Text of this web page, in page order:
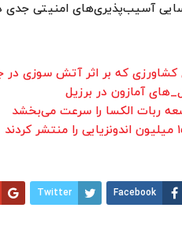
آسیب‌پذیری‌های امنیتی جدی
که بر اثر آتش سوزی در
آمازون در برزیل
ربات الکسا را سرعت می‌بخشد
Facebook
Twitter